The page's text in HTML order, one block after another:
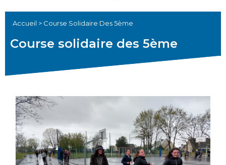
Accueil > Course Solidaire Des 5ème
Course solidaire des 5ème